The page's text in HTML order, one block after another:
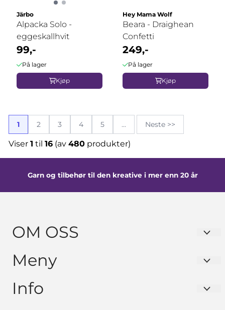
Järbo
Alpacka Solo -
eggeskallhvit
99,-
På lager
Kjøp
Hey Mama Wolf
Beara - Draighean
Confetti
249,-
På lager
Kjøp
1 2 3 4 5 ... Neste >>
Viser 1 til 16(av 480produkter)
Garn og tilbehør til den kreative i mer enn 20 år
OM OSS
GARNKURVEN Hanne Solhaug
Rådyrvegen 34
2014 BLYSTADLIA
Meny
Personvern
Info